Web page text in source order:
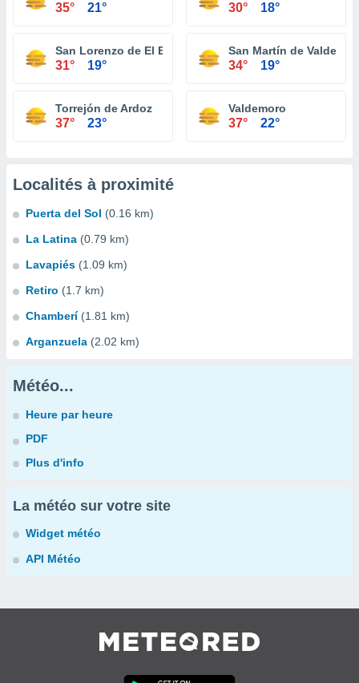
35° 21° 30° 18°
San Lorenzo de El Escorial
31° 19°
San Martín de
34° 19°
Torrejón de Ardoz
37° 23°
Valdemoro
37° 22°
Localités à proximité
Puerta del Sol (0.16 km)
La Latina (0.79 km)
Lavapiés (1.09 km)
Retiro (1.7 km)
Chamberí (1.81 km)
Arganzuela (2.02 km)
Météo...
Heure par heure
PDF
Plus d'info
La météo sur votre site
Widget météo
API Météo